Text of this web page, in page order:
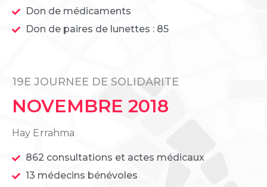
Don de médicaments
Don de paires de lunettes : 85
19E JOURNEE DE SOLIDARITE
NOVEMBRE 2018
Hay Errahma
862 consultations et actes médicaux
13 médecins bénévoles